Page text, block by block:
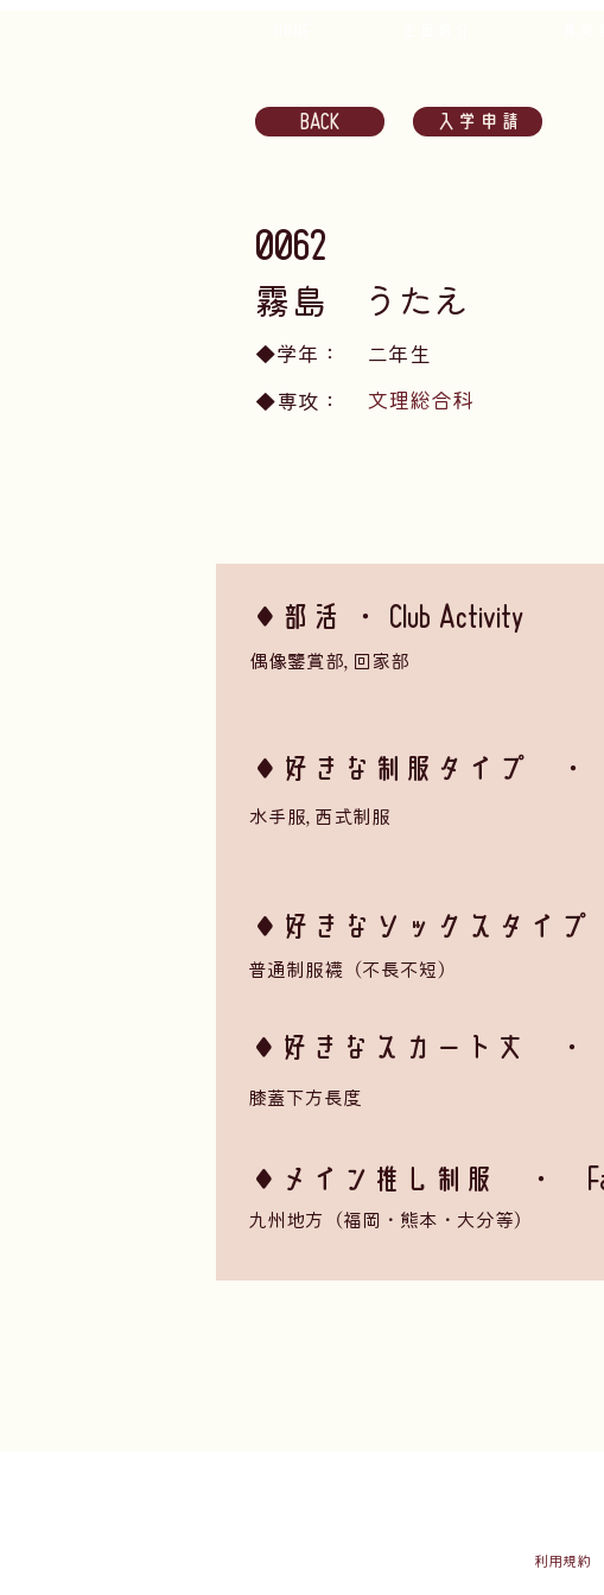
BACK 入学申請
0062
霧島 うたえ
​◆学年： 二年生
​◆専攻： 文理総合科
◆部活 ・ Club Activity
偶像鑒賞部, 回家部
​◆好きな制服タイプ ・
水手服, 西式制服
◆好きなソックスタイプ
普通制服襪（不長不短）
​◆好きなスカート丈 ・
膝蓋下方長度
​◆メイン推し制服 ・
九州地方（福岡・熊本・大分等）
​利用規約